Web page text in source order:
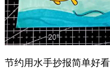
节约用水手抄报简单好